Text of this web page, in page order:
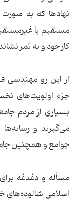
نهادها که به
مستقیم یا
کار خود و به ثمر
از این رو مهندسی
جزء اولویت‌های
بسیاری از مردم
می‌گیرند و
جوامع و همچنین
مسأله و دغدغه
اسلامی شالوده‌های